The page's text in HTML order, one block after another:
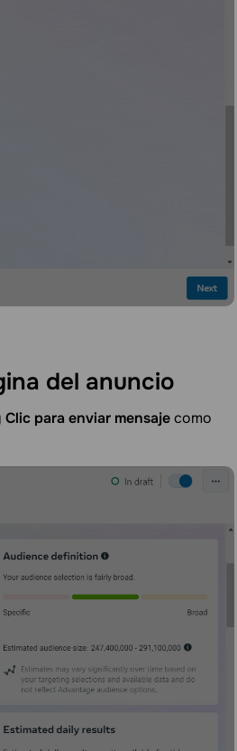
del anuncio
Clic para enviar mensajecomo